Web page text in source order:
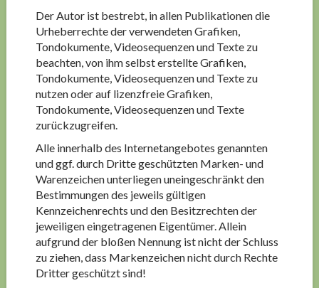
Der Autor ist bestrebt, in allen Publikationen die
Urheberrechte der verwendeten Grafiken,
Tondokumente, Videosequenzen und Texte zu
beachten, von ihm selbst erstellte Grafiken,
Tondokumente, Videosequenzen und Texte zu
nutzen oder auf lizenzfreie Grafiken,
Tondokumente, Videosequenzen und Texte
zurückzugreifen.
Alle innerhalb des Internetangebotes genannten
und ggf. durch Dritte geschützten Marken- und
Warenzeichen unterliegen uneingeschränkt den
Bestimmungen des jeweils gültigen
Kennzeichenrechts und den Besitzrechten der
jeweiligen eingetragenen Eigentümer. Allein
aufgrund der bloßen Nennung ist nicht der Schluss
zu ziehen, dass Markenzeichen nicht durch Rechte
Dritter geschützt sind!